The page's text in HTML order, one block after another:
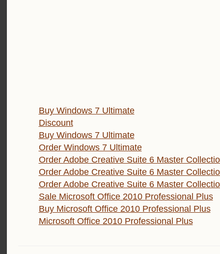
Buy Windows 7 Ultimate
Discount
Buy Windows 7 Ultimate
Order Windows 7 Ultimate
Order Adobe Creative Suite 6 Master
Order Adobe Creative Suite 6 Master
Order Adobe Creative Suite 6 Master
Sale Microsoft Office 2010 Professional Plus
Buy Microsoft Office 2010 Professional Plus
Microsoft Office 2010 Professional Plus